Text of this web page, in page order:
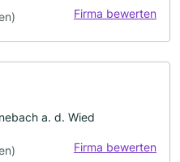
Firma bewerten
a. d. Wied
Firma bewerten